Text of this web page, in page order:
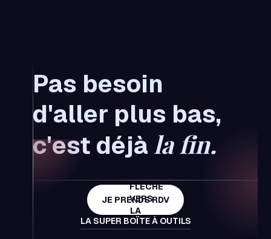
Pas besoin
d'aller plus bas,
c'est déjà la fin.
JE PRENDS RDV
LA SUPER BOÏTE À OUTILS